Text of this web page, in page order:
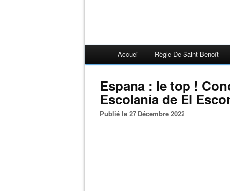
Accueil Règle De Saint Benoît
Espana : le top !
Escolanía de El
Publié le 27 Décembre 2022